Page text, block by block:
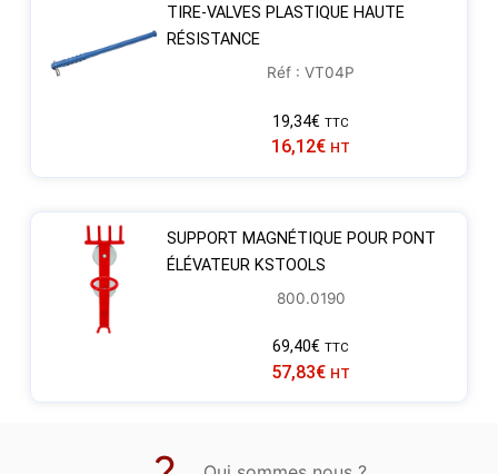
TIRE-VALVES PLASTIQUE HAUTE
RÉSISTANCE
Réf : VT04P
19,34€ TTC
16,12€ HT
SUPPORT MAGNÉTIQUE POUR PONT
ÉLÉVATEUR KSTOOLS
800.0190
69,40€ TTC
57,83€ HT